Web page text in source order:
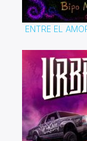
ENTRE EL